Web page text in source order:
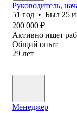
Руководитель,
51 год • Был 25
200 000 ₽
Активно ищет
Общий опыт
29 лет
Менеджер